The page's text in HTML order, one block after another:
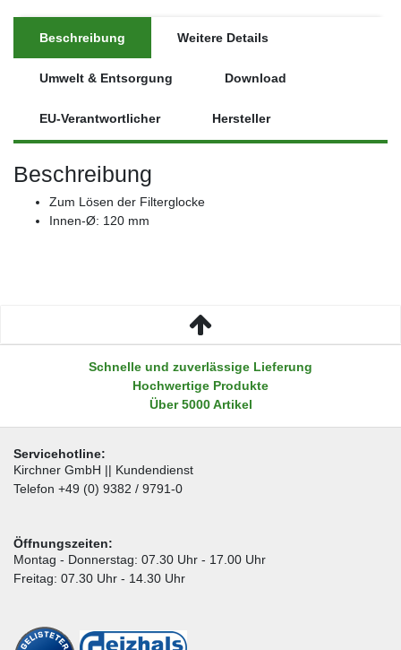
Beschreibung Weitere Details
Umwelt & Entsorgung Download
EU-Verantwortlicher Hersteller
Beschreibung
Zum Lösen der Filterglocke
Innen-Ø: 120 mm
Schnelle und zuverlässige Lieferung
Hochwertige Produkte
Über 5000 Artikel
Servicehotline:
Kirchner GmbH || Kundendienst
Telefon +49 (0) 9382 / 9791-0
Öffnungszeiten:
Montag - Donnerstag: 07.30 Uhr - 17.00 Uhr
Freitag: 07.30 Uhr - 14.30 Uhr